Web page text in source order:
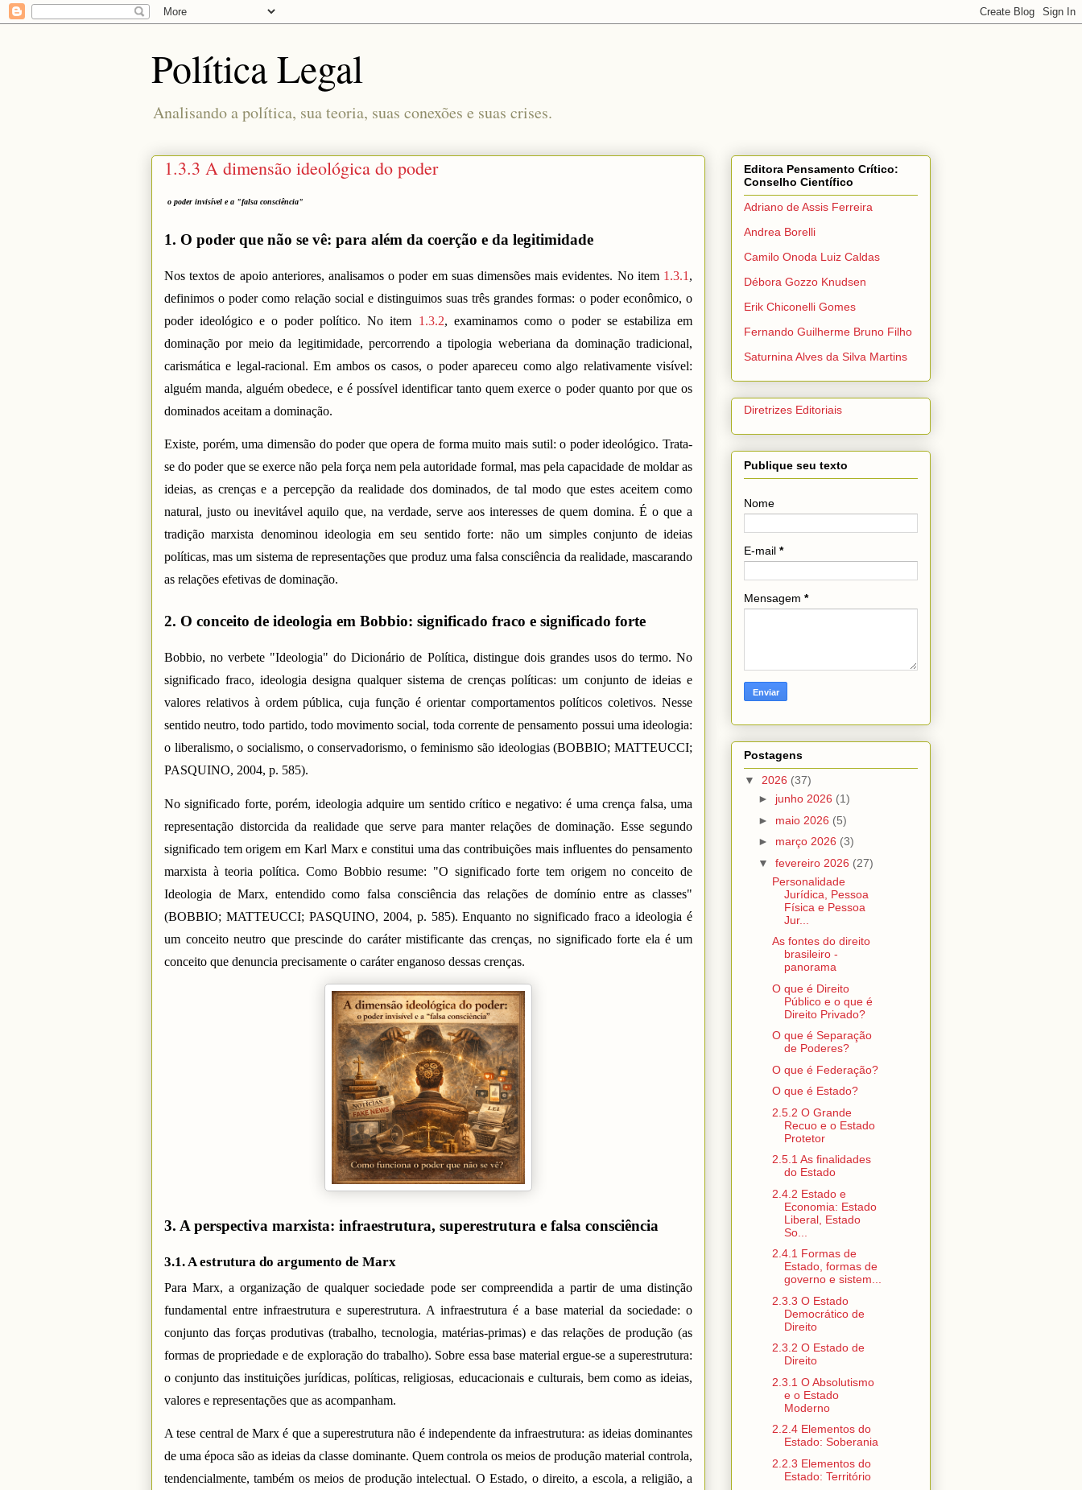
Política Legal
Analisando a política, sua teoria, suas conexões e suas crises.
1.3.3 A dimensão ideológica do poder
o poder invisível e a "falsa consciência"
1. O poder que não se vê: para além da coerção e da legitimidade
Nos textos de apoio anteriores, analisamos o poder em suas dimensões mais evidentes. No item 1.3.1 ,
definimos o poder como relação social e distinguimos suas três grandes formas: o poder econômico, o
poder ideológico e o poder político. No item 1.3.2, examinamos como o poder se estabiliza em
dominação por meio da legitimidade, percorrendo a tipologia weberiana da dominação tradicional,
carismática e legal-racional. Em ambos os casos, o poder apareceu como algo relativamente visível:
alguém manda, alguém obedece, e é possível identificar tanto quem exerce o poder quanto por que os
dominados aceitam a dominação.
Existe, porém, uma dimensão do poder que opera de forma muito mais sutil: o poder ideológico. Trata-
se do poder que se exerce não pela força nem pela autoridade formal, mas pela capacidade de moldar as
ideias, as crenças e a percepção da realidade dos dominados, de tal modo que estes aceitem como
natural, justo ou inevitável aquilo que, na verdade, serve aos interesses de quem domina. É o que a
tradição marxista denominou ideologia em seu sentido forte: não um simples conjunto de ideias
políticas, mas um sistema de representações que produz uma falsa consciência da realidade, mascarando
as relações efetivas de dominação.
2. O conceito de ideologia em Bobbio: significado fraco e significado forte
Bobbio, no verbete "Ideologia" do Dicionário de Política, distingue dois grandes usos do termo. No
significado fraco, ideologia designa qualquer sistema de crenças políticas: um conjunto de ideias e
valores relativos à ordem pública, cuja função é orientar comportamentos políticos coletivos. Nesse
sentido neutro, todo partido, todo movimento social, toda corrente de pensamento possui uma ideologia:
o liberalismo, o socialismo, o conservadorismo, o feminismo são ideologias (BOBBIO; MATTEUCCI;
PASQUINO, 2004, p. 585).
No significado forte, porém, ideologia adquire um sentido crítico e negativo: é uma crença falsa, uma
representação distorcida da realidade que serve para manter relações de dominação. Esse segundo
significado tem origem em Karl Marx e constitui uma das contribuições mais influentes do pensamento
marxista à teoria política. Como Bobbio resume: "O significado forte tem origem no conceito de
Ideologia de Marx, entendido como falsa consciência das relações de domínio entre as classes"
(BOBBIO; MATTEUCCI; PASQUINO, 2004, p. 585). Enquanto no significado fraco a ideologia é
um conceito neutro que prescinde do caráter mistificante das crenças, no significado forte ela é um
conceito que denuncia precisamente o caráter enganoso dessas crenças.
3. A perspectiva marxista: infraestrutura, superestrutura e falsa consciência
3.1. A estrutura do argumento de Marx
Para Marx, a organização de qualquer sociedade pode ser compreendida a partir de uma distinção
fundamental entre infraestrutura e superestrutura. A infraestrutura é a base material da sociedade: o
conjunto das forças produtivas (trabalho, tecnologia, matérias-primas) e das relações de produção (as
formas de propriedade e de exploração do trabalho). Sobre essa base material ergue-se a superestrutura:
o conjunto das instituições jurídicas, políticas, religiosas, educacionais e culturais, bem como as ideias,
valores e representações que as acompanham.
A tese central de Marx é que a superestrutura não é independente da infraestrutura: as ideias dominantes
de uma época são as ideias da classe dominante. Quem controla os meios de produção material controla,
tendencialmente, também os meios de produção intelectual. O Estado, o direito, a escola, a religião, a
Editora Pensamento Crítico:
Conselho Científico
Adriano de Assis Ferreira
Andrea Borelli
Camilo Onoda Luiz Caldas
Débora Gozzo Knudsen
Erik Chiconelli Gomes
Fernando Guilherme Bruno Filho
Saturnina Alves da Silva Martins
Diretrizes Editoriais
Publique seu texto
Nome
E-mail *
Mensagem *
Postagens
▼ 2026 (37)
► junho 2026 (1)
► maio 2026 (5)
► março 2026 (3)
▼ fevereiro 2026 (27)
Personalidade
Jurídica, Pessoa
Física e Pessoa
Jur...
As fontes do direito
brasileiro -
panorama
O que é Direito
Público e o que é
Direito Privado?
O que é Separação
de Poderes?
O que é Federação?
O que é Estado?
2.5.2 O Grande
Recuo e o Estado
Protetor
2.5.1 As finalidades
do Estado
2.4.2 Estado e
Economia: Estado
Liberal, Estado
So...
2.4.1 Formas de
Estado, formas de
governo e sistem...
2.3.3 O Estado
Democrático de
Direito
2.3.2 O Estado de
Direito
2.3.1 O Absolutismo
e o Estado
Moderno
2.2.4 Elementos do
Estado: Soberania
2.2.3 Elementos do
Estado: Território